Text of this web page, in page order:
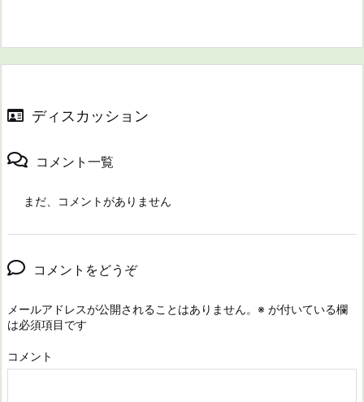
ディスカッション
コメント一覧
まだ、コメントがありません
コメントをどうぞ
メールアドレスが公開されることはありません。 ※ が付いている欄
は必須項目です
コメント